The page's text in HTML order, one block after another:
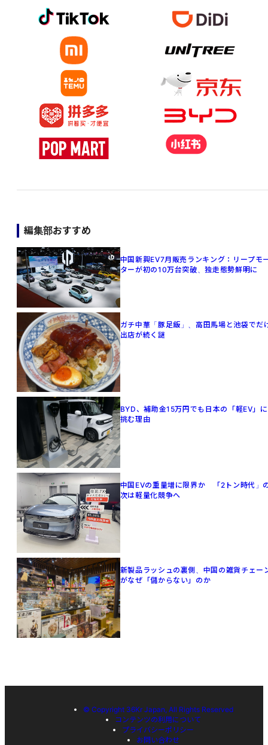
編集部おすすめ
中国新興EV7月販売ランキング：リープモ
ターが初の10万台突破、独走態勢鮮明に
ガチ中華「豚足飯」、高田馬場と池袋でだ
出店が続く謎
BYD、補助金15万円でも日本の「軽EV」に
挑む理由
中国EVの重量増に限界か 「2トン時代」
次は軽量化競争へ
新製品ラッシュの裏側、中国の雑貨チェー
がなぜ「儲からない」のか
© Copyright 36Kr Japan, All Rights Reserved
コンテンツの利用について
プライバシーポリシー
お問い合わせ